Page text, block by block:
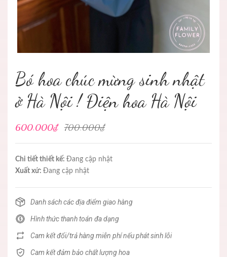
Bó hoa chúc mừng sinh nhật
ở Hà Nội ! Điện hoa Hà Nội
600.000₫ 700.000₫
Chi tiết thiết kế: Đang cập nhật
Xuất xứ: Đang cập nhật
Danh sách các địa điểm giao hàng
Hình thức thanh toán đa dạng
Cam kết đổi/trả hàng miễn phí nếu phát sinh lỗi
Cam kết đảm bảo chất lượng hoa